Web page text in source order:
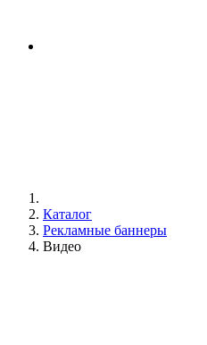
Каталог
Рекламные баннеры
Видео